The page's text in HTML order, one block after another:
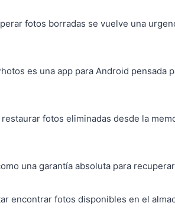
fotos borradas se vuelve una
es una app para Android pensada
fotos eliminadas desde la
una garantía absoluta para
encontrar fotos disponibles en el